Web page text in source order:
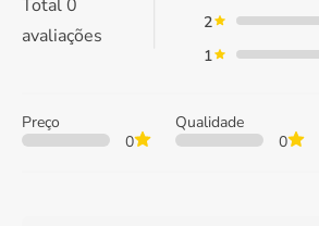
Total0
avaliações
2
1
Preço
0
Qualidade
0